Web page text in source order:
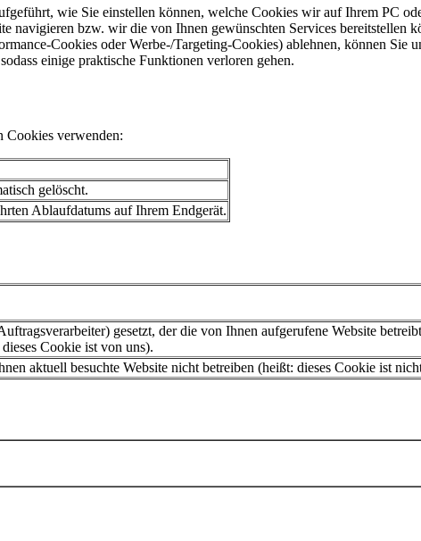
wie Sie einstellen können, welche Cookies wir auf Ihrem PC
navigieren bzw. wir die von Ihnen gewünschten Services bereitstellen
Cookies oder Werbe-/Targeting-Cookies) ablehnen, können Sie
einige praktische Funktionen verloren gehen.
Cookies verwenden:
gelöscht.
Ablaufdatums auf Ihrem Endgerät.
gesetzt, der die von Ihnen aufgerufene Website
Cookie ist von uns).
aktuell besuchte Website nicht betreiben (heißt: dieses Cookie ist